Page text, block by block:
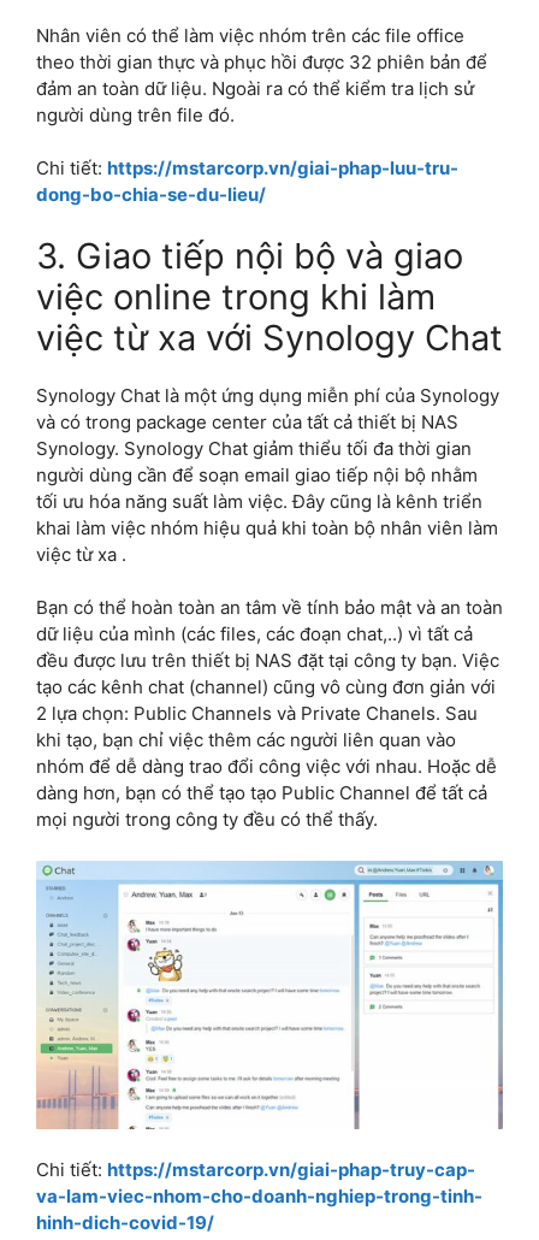
Nhân viên có thể làm việc nhóm trên các file office
theo thời gian thực và phục hồi được 32 phiên bản để
đảm an toàn dữ liệu. Ngoài ra có thể kiểm tra lịch sử
người dùng trên file đó.
Chi tiết: https://mstarcorp.vn/giai-phap-luu-tru-
dong-bo-chia-se-du-lieu/
3. Giao tiếp nội bộ và giao
việc online trong khi làm
việc từ xa với Synology Chat
Synology Chat là một ứng dụng miễn phí của Synology
và có trong package center của tất cả thiết bị NAS
Synology. Synology Chat giảm thiểu tối đa thời gian
người dùng cần để soạn email giao tiếp nội bộ nhằm
tối ưu hóa năng suất làm việc. Đây cũng là kênh triển
khai làm việc nhóm hiệu quả khi toàn bộ nhân viên làm
việc từ xa .
Bạn có thể hoàn toàn an tâm về tính bảo mật và an toàn
dữ liệu của mình (các files, các đoạn chat,..) vì tất cả
đều được lưu trên thiết bị NAS đặt tại công ty bạn. Việc
tạo các kênh chat (channel) cũng vô cùng đơn giản với
2 lựa chọn: Public Channels và Private Chanels. Sau
khi tạo, bạn chỉ việc thêm các người liên quan vào
nhóm để dễ dàng trao đổi công việc với nhau. Hoặc dễ
dàng hơn, bạn có thể tạo tạo Public Channel để tất cả
mọi người trong công ty đều có thể thấy.
Chi tiết: https://mstarcorp.vn/giai-phap-truy-cap-
va-lam-viec-nhom-cho-doanh-nghiep-trong-tinh-
hinh-dich-covid-19/